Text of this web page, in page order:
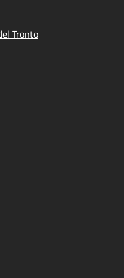
Tronto